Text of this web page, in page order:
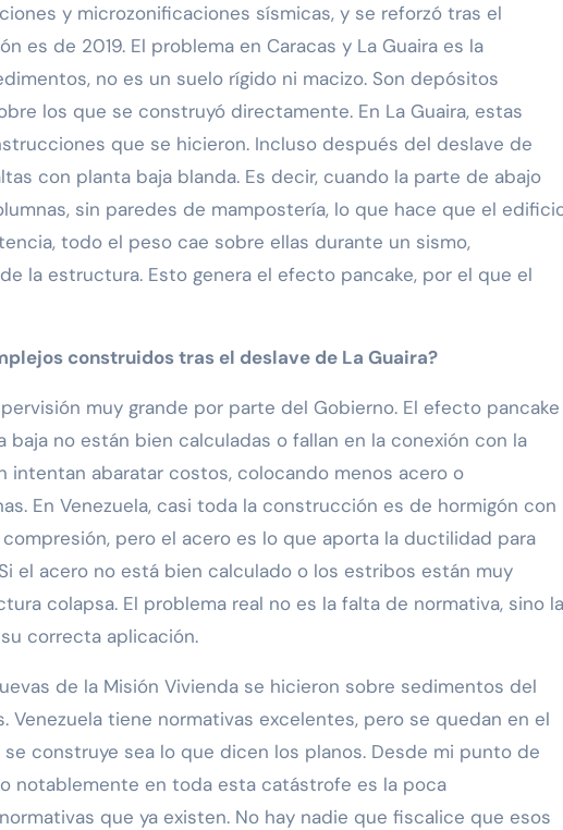
y microzonificaciones sísmicas, y se reforzó tras el
es de 2019. El problema en Caracas y La Guaira es la
no es un suelo rígido ni macizo. Son depósitos
los que se construyó directamente. En La Guaira, estas
que se hicieron. Incluso después del deslave de
con planta baja blanda. Es decir, cuando la parte de abajo
sin paredes de mampostería, lo que hace que el
todo el peso cae sobre ellas durante un sismo,
la estructura. Esto genera el efecto pancake, por el que el
construidos tras el deslave de La Guaira?
muy grande por parte del Gobierno. El efecto pancake
no están bien calculadas o fallan en la conexión con la
intentan abaratar costos, colocando menos acero o
En Venezuela, casi toda la construcción es de hormigón con
pero el acero es lo que aporta la ductilidad para
el acero no está bien calculado o los estribos están muy
colapsa. El problema real no es la falta de normativa, sino la
correcta aplicación.
de la Misión Vivienda se hicieron sobre sedimentos del
Venezuela tiene normativas excelentes, pero se quedan en el
construye sea lo que dicen los planos. Desde mi punto de
notablemente en toda esta catástrofe es la poca
que ya existen. No hay nadie que fiscalice que esos